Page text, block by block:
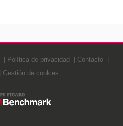
Política de privacidad
Contacto
Gestión de cookies